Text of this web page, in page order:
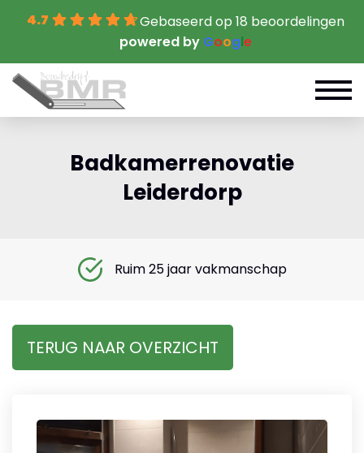
4.7
Gebaseerd op 18 beoordelingen
powered by Google
Badkamerrenovatie
Leiderdorp
Ruim 25 jaar vakmanschap
TERUG NAAR OVERZICHT